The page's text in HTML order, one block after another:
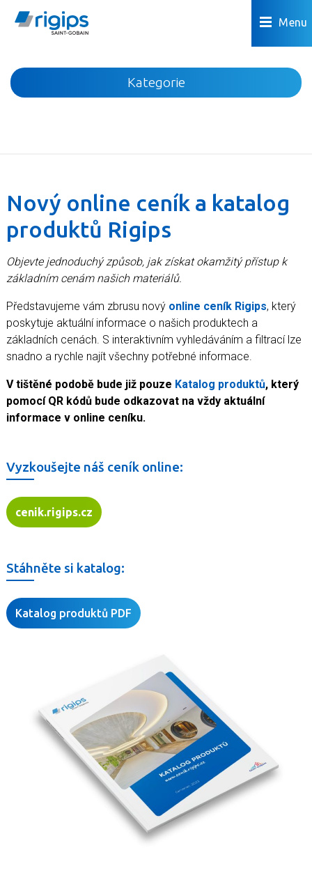
Menu
Kategorie
Příčky
Podlahy
Omítky a povrchová úprava
Předstěny a šachty
Podkroví
Koupelny a vlhké prostory
Zásady a užitečné informace
Reference
Nový online ceník a katalog
produktů Rigips
Objevte jednoduchý způsob, jak získat okamžitý přístup k
základním cenám našich materiálů.
Představujeme vám zbrusu nový online ceník Rigips, který
poskytuje aktuální informace o našich produktech a
základních cenách. S interaktivním vyhledáváním a filtrací lze
snadno a rychle najít všechny potřebné informace.
V tištěné podobě bude již pouze Katalog produktů, který
pomocí QR kódů bude odkazovat na vždy aktuální
informace v online ceníku.
Vyzkoušejte náš ceník online:
cenik.rigips.cz
Stáhněte si katalog:
Katalog produktů PDF